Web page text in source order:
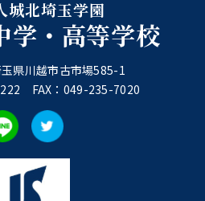
城北埼玉学園
学・高等学校
県川越市古市場585-1
FAX：049-235-7020